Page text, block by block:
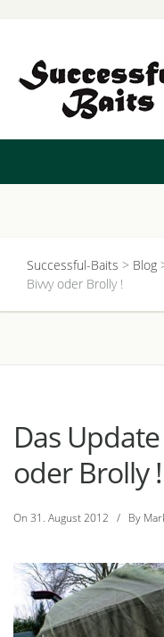
Successful-Baits > Blog
Bivvy oder Brolly !
Das
oder Brolly !
On 31. August 2012 / By